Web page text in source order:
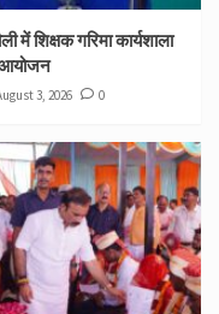
में शिक्षक गरिमा कार्यशाला
3, 2026 0